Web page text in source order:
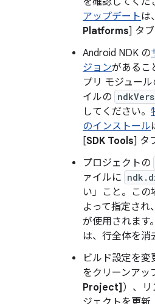
アップデートは
Platforms] タブ
Android NDK の
ジョンがあるこ
プリ モジュール
イルの
してください。
のインストール
[SDK Tools] タ
プロジェクトの
ァイルに
い」
こと。この
よって指定され
が使用されます
は、行全体を消
ビルド設定を変
をクリーンアッ
Project] ）、リ